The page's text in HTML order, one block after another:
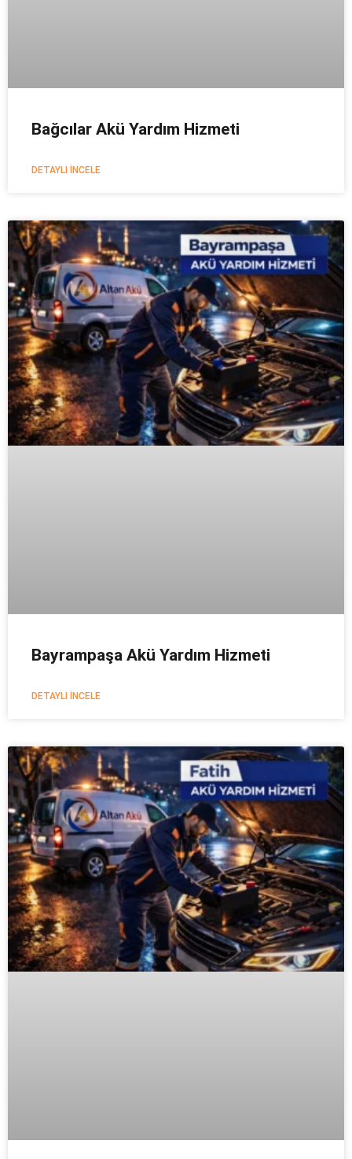
Bağcılar Akü Yardım Hizmeti
DETAYLI İNCELE
Bayrampaşa Akü Yardım Hizmeti
DETAYLI İNCELE